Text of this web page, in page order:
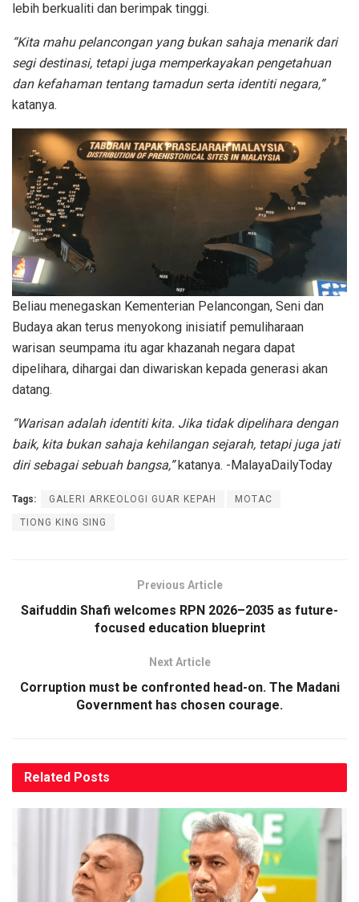
lebih berkualiti dan berimpak tinggi.
“Kita mahu pelancongan yang bukan sahaja menarik dari
segi destinasi, tetapi juga memperkayakan pengetahuan
dan kefahaman tentang tamadun serta identiti negara,”
katanya.
Beliau menegaskan Kementerian Pelancongan, Seni dan
Budaya akan terus menyokong inisiatif pemuliharaan
warisan seumpama itu agar khazanah negara dapat
dipelihara, dihargai dan diwariskan kepada generasi akan
datang.
“Warisan adalah identiti kita. Jika tidak dipelihara dengan
baik, kita bukan sahaja kehilangan sejarah, tetapi juga jati
diri sebagai sebuah bangsa,”katanya. -MalayaDailyToday
Tags: GALERI ARKEOLOGI GUAR KEPAH MOTAC
TIONG KING SING
Previous Article
Saifuddin Shafi welcomes RPN 2026–2035 as future-
focused education blueprint
Next Article
Corruption must be confronted head-on. The Madani
Government has chosen courage.
Related Posts